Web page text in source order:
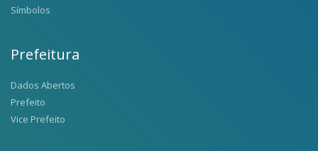
Símbolos
Prefeitura
Dados Abertos
Prefeito
Vice Prefeito